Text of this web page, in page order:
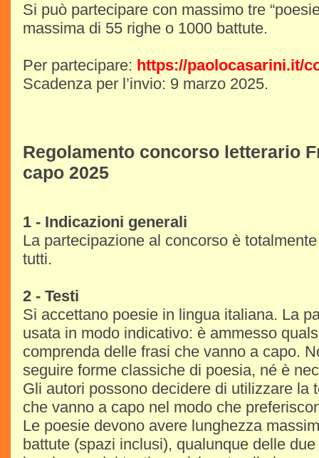
Si può partecipare con massimo tre
massima di 55 righe o 1000 battute.
Per partecipare: https://paolocasarini.it/
Scadenza per l’invio: 9 marzo 2025.
Regolamento concorso letterario
capo 2025
1 - Indicazioni generali
La partecipazione al concorso è
tutti.
2 - Testi
Si accettano poesie in lingua italiana. La
usata in modo indicativo: è ammesso
comprenda delle frasi che vanno a capo.
seguire forme classiche di poesia, né è
Gli autori possono decidere di utilizzare la
che vanno a capo nel modo che
Le poesie devono avere lunghezza
battute (spazi inclusi), qualunque delle